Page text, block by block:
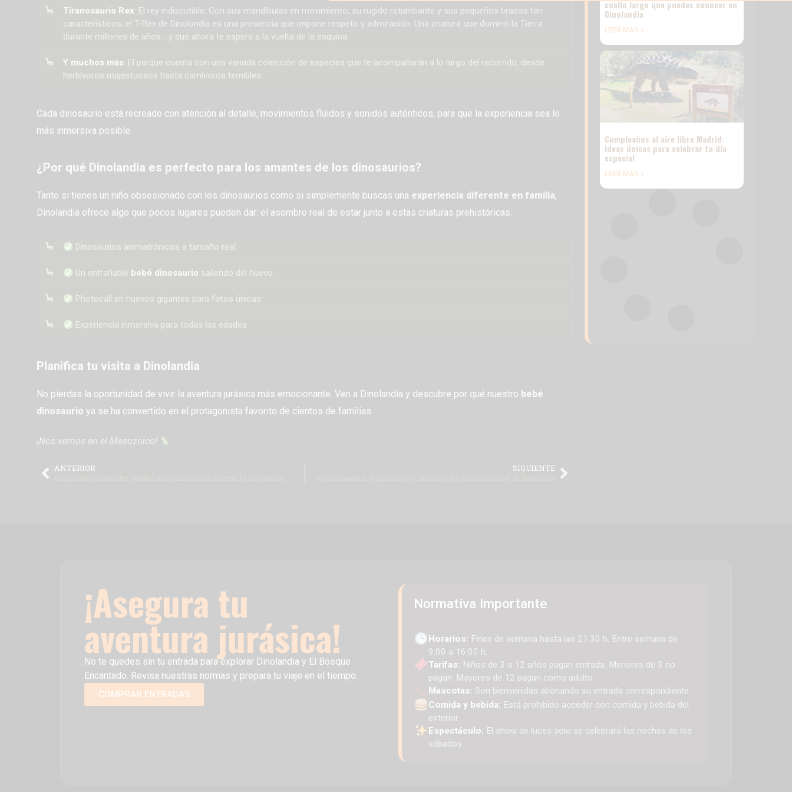
Tiranosaurio Rex: El rey indiscutible. Con sus mandíbulas en movimiento, su rugido retumbante y sus pequeños brazos tan
característicos, el T-Rex de Dinolandia es una presencia que impone respeto y admiración. Una criatura que dominó la Tierra
durante millones de años… y que ahora te espera a la vuelta de la esquina.
Y muchos más: El parque cuenta con una variada colección de especies que te acompañarán a lo largo del recorrido, desde
herbívoros majestuosos hasta carnívoros temibles.
Cada dinosaurio está recreado con atención al detalle, movimientos fluidos y sonidos auténticos, para que la experiencia sea lo
más inmersiva posible.
¿Por qué Dinolandia es perfecto para los amantes de los dinosaurios?
Tanto si tienes un niño obsesionado con los dinosaurios como si simplemente buscas una experiencia diferente en familia,
Dinolandia ofrece algo que pocos lugares pueden dar: el asombro real de estar junto a estas criaturas prehistóricas.
Dinosaurios animatrónicos a tamaño real
Un entrañable bebé dinosaurio saliendo del huevo
Photocall en huevos gigantes para fotos únicas
Experiencia inmersiva para todas las edades
Planifica tu visita a Dinolandia
No pierdas la oportunidad de vivir la aventura jurásica más emocionante. Ven a Dinolandia y descubre por qué nuestro bebé
dinosaurio ya se ha convertido en el protagonista favorito de cientos de familias.
¡Nos vemos en el Mesozoico!
ANTERIOR SIGUIENTE
cuello largo que puedes conocer en
Dinolandia
LEER MÁS »
Cumpleaños al aire libre Madrid:
Ideas únicas para celebrar tu día
especial
LEER MÁS »
Bienvenidos a Dinolandia
LEER MÁS »